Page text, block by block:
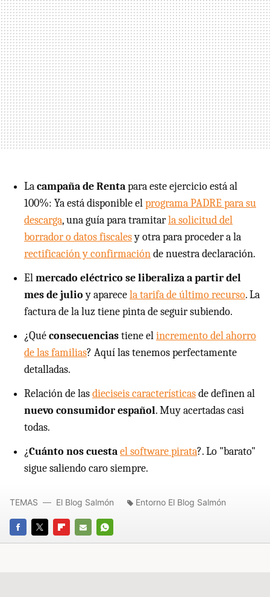
Lacampaña de Rentapara este ejercicio está al
100%: Ya está disponible elprograma PADRE para su
descarga, una guía para tramitarla solicitud del
borrador o datos fiscalesy otra para proceder a la
rectificación y confirmaciónde nuestra declaración.
Elmercado eléctrico se liberaliza a partir del
mes de julioy aparecela tarifa de último recurso. La
factura de la luz tiene pinta de seguir subiendo.
¿Quéconsecuenciastiene elincremento del ahorro
de las familias? Aquí las tenemos perfectamente
detalladas.
Relación de lasdieciseis característicasde definen al
nuevo consumidor español. Muy acertadas casi
todas.
¿Cuánto nos cuestael software pirata?. Lo "barato"
sigue saliendo caro siempre.
FACEBOOK
TWITTERFLIPBOARD
E-
WHATSAPP
TEMAS El Blog Salmón Entorno El Blog Salmón